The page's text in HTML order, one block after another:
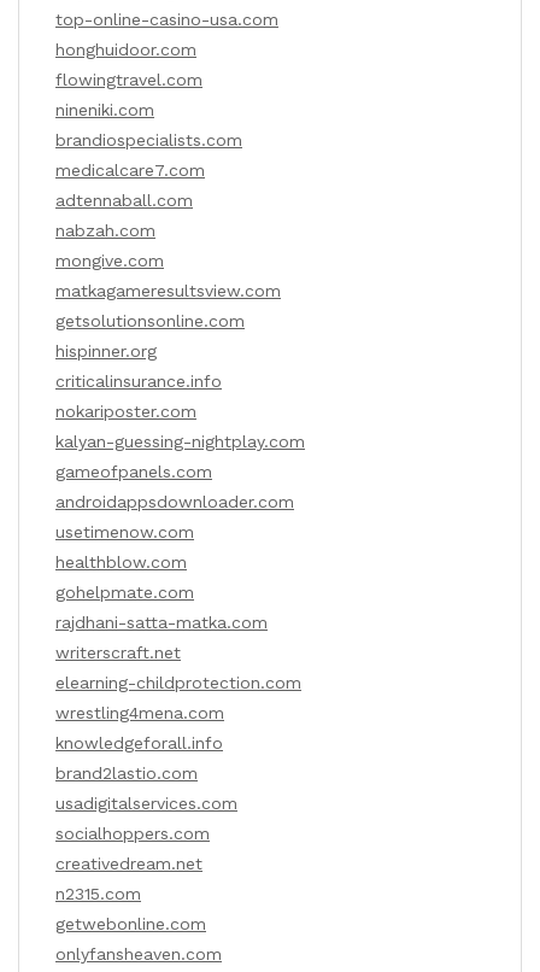
top-online-casino-usa.com
honghuidoor.com
flowingtravel.com
nineniki.com
brandiospecialists.com
medicalcare7.com
adtennaball.com
nabzah.com
mongive.com
matkagameresultsview.com
getsolutionsonline.com
hispinner.org
criticalinsurance.info
nokariposter.com
kalyan-guessing-nightplay.com
gameofpanels.com
androidappsdownloader.com
usetimenow.com
healthblow.com
gohelpmate.com
rajdhani-satta-matka.com
writerscraft.net
elearning-childprotection.com
wrestling4mena.com
knowledgeforall.info
brand2lastio.com
usadigitalservices.com
socialhoppers.com
creativedream.net
n2315.com
getwebonline.com
onlyfansheaven.com